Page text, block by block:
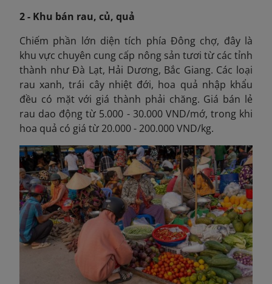
2 - Khu bán rau, củ, quả
Chiếm phần lớn diện tích phía Đông chợ, đây là
khu vực chuyên cung cấp nông sản tươi từ các tỉnh
thành như Đà Lạt, Hải Dương, Bắc Giang. Các loại
rau xanh, trái cây nhiệt đới, hoa quả nhập khẩu
đều có mặt với giá thành phải chăng. Giá bán lẻ
rau dao động từ 5.000 - 30.000 VND/mớ, trong khi
hoa quả có giá từ 20.000 - 200.000 VND/kg.